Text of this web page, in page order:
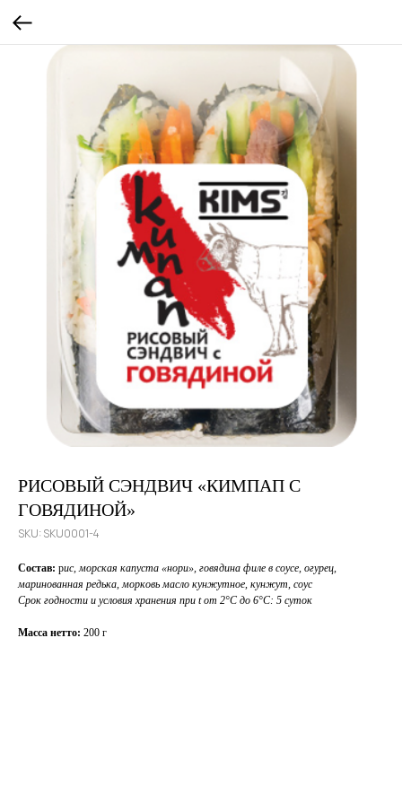
РИСОВЫЙ СЭНДВИЧ «КИМПАП С
ГОВЯДИНОЙ»
SKU: SKU0001-4
Состав: рис, морская капуста «нори», говядина филе в соусе, огурец,
маринованная редька, морковь масло кунжутное, кунжут, соус
Срок годности и условия хранения при t от 2°С до 6°С: 5 суток
Масса нетто: 200 г